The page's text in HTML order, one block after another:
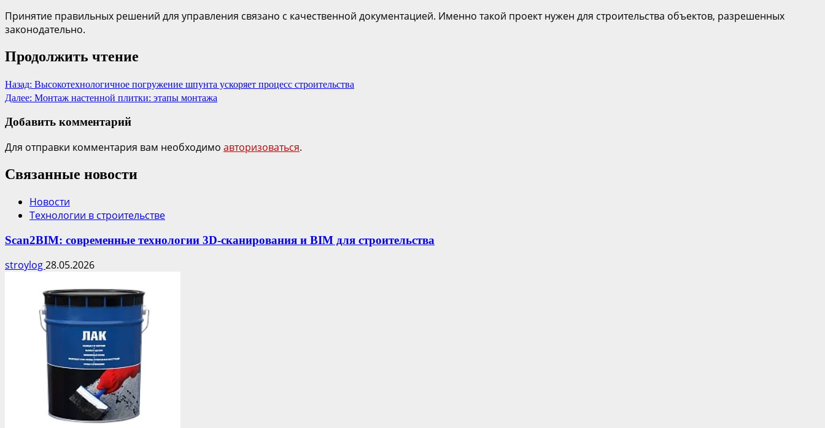
Принятие правильных решений для управления связано с качественной документацией. Именно такой проект нужен для строительства объектов, разрешенных
законодательно.
Продолжить чтение
Назад: Высокотехнологичное погружение шпунта ускоряет процесс строительства
Далее: Монтаж настенной плитки: этапы монтажа
Добавить комментарий
Для отправки комментария вам необходимо авторизоваться.
Связанные новости
Новости
Технологии в строительстве
Scan2BIM: современные технологии 3D-сканирования и BIM для строительства
stroylog28.05.2026